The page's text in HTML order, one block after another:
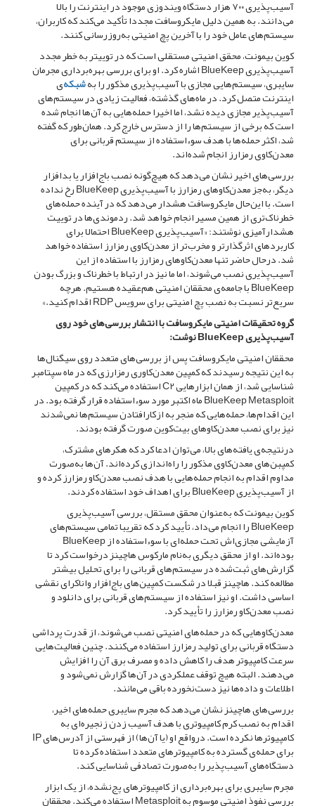
آسیب‌پذیری ۷۰۰ هزار دستگاه ویندوزی موجود در اینترنت را بالا
می‌دانند. به همین دلیل مایکروسافت مجددا تأکید می‌کند که کاربران،
سیستم‌های عامل‌ خود را با آخرین پچ امنیتی به‌روزرسانی کنند.
کوین بیمونت، محقق امنیتی مستقلی است که در توییتر به خطر مجدد
آسیب‌پذیری BlueKeep اشاره کرد. او برای بررسی بهره‌برداری مجرمان
سایبری، سیستم‌‌هایی مجازی با آسیب‌پذیری مذکور را بهشبکه‌ی
اینترنت متصل کرد. در ماه‌های گذشته، فعالیت زیادی در سیستم‌های
آسیب‌پذیر مجازی دیده نشد، اما اخیرا حمله‌هایی به آن‌ها انجام شده
است که برخی از سیستم‌ها را از دسترس خارج کرد. همان‌طور که گفته
شد، اکثر حمله‌ها با هدف سوءاستفاده از سیستم قربانی برای
معدن‌کاوی رمزارز انجام شده‌اند.
بررسی‌های اخیر نشان می‌دهد که هیچ‌گونه نصب باج‌افزار یا بدافزار
دیگر، به‌جز معدن‌کاوهای رمزارز با آسیب‌پذیری BlueKeep رخ نداده
است. با این‌حال مایکروسافت هشدار می‌دهد که در آینده حمله‌های
خطرناک‌تری از همین مسیر انجام خواهد شد. ردموندی‌ها در توییت
هشدارآمیزی نوشتند: «آسیب‌پذیری BlueKeep احتمالا برای
کاربردهای اثرگذارتر و مخرب‌تر از معدن‌کاوی رمزارز استفاده خواهد
شد. درحال حاضر تنها معدن‌کاوهای رمزارز با استفاده از این
آسیب‌پذیری نصب می‌شوند، اما ما نیز در ارتباط با خطرناک و بزرگ بودن
BlueKeep با جامعه‌ی محققان امنیتی هم‌عقیده هستیم. هرچه
سریع‌تر نسبت به نصب پچ امنیتی برای سرویس RDP اقدام کنید.»
گروه تحقیقات امنیتی مایکروسافت با انتشار بررسی‌های خود روی
آسیب‌پذیری BlueKeep نوشت:
محققان امنیتی مایکروسافت پس از بررسی‌های متعدد روی سیگنال‌ها
به این نتیجه رسیدند که کمپین معدن‌کاوری رمزارزی که در ماه سپتامبر
شناسایی شد، از همان ابزارهایی C2 استفاده می‌کند که در کمپین
BlueKeep Metasploit ماه اکتبر مورد سوءاستفاده قرار گرفته بود. در
این اقدام‌ها، حمله‌هایی که منجر به ازکارافتادن سیستم‌ها نمی‌شدند
نیز برای نصب معدن‌کاوهای بیت‌کوین صورت گرفته بودند.
درنتیجه‌ی یافته‌های بالا، می‌توان ادعا کرد که هکرهای مشترک،
کمپبن‌های معدن‌کاوی مذکور را راه‌اندازی کرده‌اند. آن‌ها به‌صورت
مداوم اقدام به انجام حمله‌هایی با هدف نصب معدن‌کاو رمزارز کرده و
از آسیب‌پذیری BlueKeep برای اهداف خود استفاده کردند.
کوین بیمونت که به‌عنوان محقق مستقل، بررسی آسیب‌پذیری
BlueKeep را انجام می‌داد،‌ تأیید کرد که تقریبا تمامی سیستم‌های
آزمایشی مجازی‌اش تحت حمله‌ای با سوءاستفاده از BlueKeep
بوده‌اند. او از محقق دیگری به‌نام مارکوس هاچینز درخواست کرد تا
گزارش‌های ثبت‌شده در سیستم‌های قربانی را برای تحلیل بیشتر
مطالعه کند. هاچینز قبلا در شکست کمپین‌های باج‌افزار واناکرای نقشی
اساسی داشت. او نیز استفاده از سیستم‌های قربانی برای دانلود و
نصب معدن‌کاو رمزارز را تأیید کرد.
معدن‌کاوهایی که در حمله‌های امنیتی نصب می‌شوند، از قدرت پرداشی
دستگاه قربانی برای تولید رمزارز استفاده می‌کنند. چنین فعالیت‌هایی
سرعت کامپیوتر هدف را کاهش داده و مصرف برق آن را افزایش
می‌دهند. البته هیچ توقف عملکردی در آن‌ها گزارش نمی‌شود و
اطلاعات و داده‌ها نیز دست‌نخورده باقی می‌مانند.
بررسی‌های هاچینز نشان می‌دهد که مجرم سایبری حمله‌های اخیر،
اقدام به نصب کرم کامپیوتری با هدف آسیب زدن زنجیره‌ای به
کامپیوترها نکرده است. درواقع او (یا آن‌ها) از فهرستی از آدرس‌های IP
برای حمله‌ی گسترده به کامپیوترهای متعدد استفاده کرده تا
دستگاه‌های آسیب‌پذیر را به‌صورت تصادفی شناسایی کند.
مجرم سایبری برای بهره‌برداری از کامپیوترهای پج‌نشده، از یک ابزار
بررسی نفوذ امنیتی موسوم به Metasploit استفاده می‌کند. محققان